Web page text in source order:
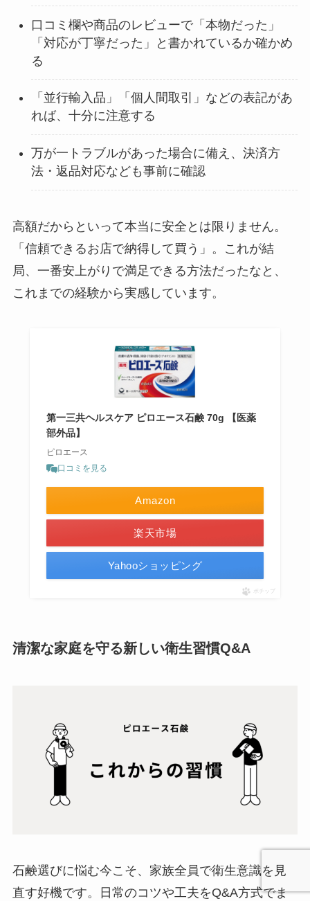
口コミ欄や商品のレビューで「本物だった」
「対応が丁寧だった」と書かれているか確かめ
る
「並行輸入品」「個人間取引」などの表記があ
れば、十分に注意する
万が一トラブルがあった場合に備え、決済方
法・返品対応なども事前に確認
高額だからといって本当に安全とは限りません。
「信頼できるお店で納得して買う」。これが結
局、一番安上がりで満足できる方法だったなと、
これまでの経験から実感しています。
第一三共ヘルスケア ピロエース石鹸 70g 【医薬
部外品】
ピロエース
口コミを見る
Amazon
楽天市場
Yahooショッピング
ポチップ
清潔な家庭を守る新しい衛生習慣Q&A
石鹸選びに悩む今こそ、家族全員で衛生意識を見
直す好機です。日常のコツや工夫をQ&A方式でま